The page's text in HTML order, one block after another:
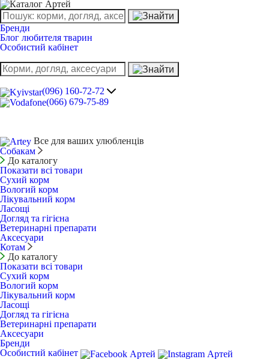
Бренди
Блог любителя тварин
Особистий кабінет
(096) 160-72-72
(066) 679-75-89
Все для ваших улюбленців
Собакам
До каталогу
Показати всі товари
Сухий корм
Вологий корм
Лікувальний корм
Ласощі
Догляд та гігієна
Ветеринарні препарати
Аксесуари
Котам
До каталогу
Показати всі товари
Сухий корм
Вологий корм
Лікувальний корм
Ласощі
Догляд та гігієна
Ветеринарні препарати
Аксесуари
Бренди
Особистий кабінет